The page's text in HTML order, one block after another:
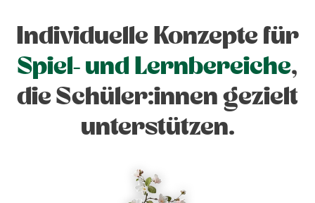
Individuelle Konzepte für
Spiel- und Lernbereiche,
die Schüler:innen gezielt
unterstützen.